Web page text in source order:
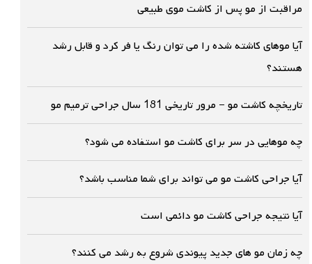
مراقبت از مو پس از کاشت موی طبیعی
آیا موهای کاشته شده را می توان رنگ یا فر کرد و قابل رشد
هستند؟
تاریخچه کاشت مو – مرور تاریخی 181 سال جراحی ترمیم مو
چه موهایی در سر برای کاشت مو استفاده می شود؟
آیا جراحی کاشت مو می تواند برای شما مناسب باشد؟
آیا نتیجه جراحی کاشت مو دائمی است
چه زمان مو های جدید پیوندی شروع به رشد می کنند؟